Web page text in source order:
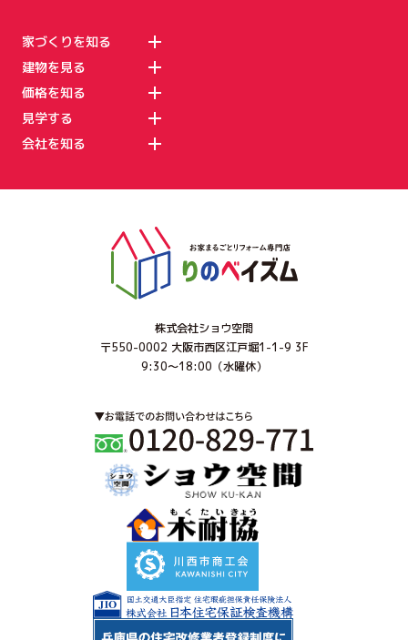
家づくりを知る
建物を見る
価格を知る
見学する
会社を知る
株式会社ショウ空間
〒550-0002 大阪市西区江戸堀1-1-9 3F
9:30～18:00（水曜休）